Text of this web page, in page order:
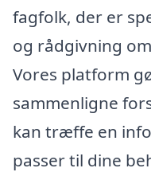
fagfolk, der er
og rådgivning
Vores platform
sammenligne
kan træffe en
passer til dine